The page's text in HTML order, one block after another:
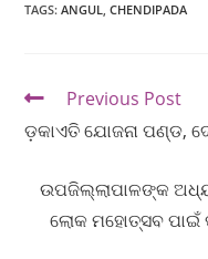
TAGS:ANGUL, CHENDIPADA
Previous Post
ଡ଼କାଏତି ଯୋଜନା ପଣ୍ଡ,
ଉପଜିଲ୍ଲାପାଳଙ୍କ
ଲୋକ ମହୋତ୍ସବ